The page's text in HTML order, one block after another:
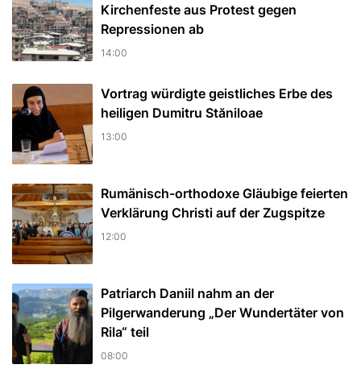
Kirchenfeste aus Protest gegen
Repressionen ab
14:00
Vortrag würdigte geistliches Erbe des
heiligen Dumitru Stăniloae
13:00
Rumänisch-orthodoxe Gläubige feierten
Verklärung Christi auf der Zugspitze
12:00
Patriarch Daniil nahm an der
Pilgerwanderung „Der Wundertäter von
Rila“ teil
08:00